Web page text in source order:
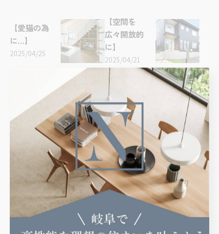
【愛猫の為
に…】
2025/04/25
【空間を
広々開放的
に】
2025/04/21
いつでも快適に過ごせる注文住宅の施工を岐阜にてお引き受
けしており、室内の温度差が少なく、どの部屋でも快適に過
ごせる高気密高断熱住宅の提供によって、ご家族の健康や毎
日の暮らしやすさを支えます。さらに、断熱性と気密性の両
方を高い水準で保つことで、冷暖房に頼りすぎない快適な住
環境が整うだけでなく、高い省エネ効果も目指せます。こう
した性能の高さは住まいの寿命や維持費にも関わるため、長
く愛される住まいづくりにつながります。